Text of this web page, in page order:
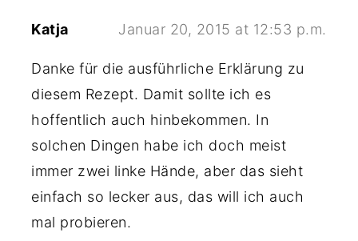
Katja Januar 20, 2015 at 12:53 p.m.
Danke für die ausführliche Erklärung zu
diesem Rezept. Damit sollte ich es
hoffentlich auch hinbekommen. In
solchen Dingen habe ich doch meist
immer zwei linke Hände, aber das sieht
einfach so lecker aus, das will ich auch
mal probieren.